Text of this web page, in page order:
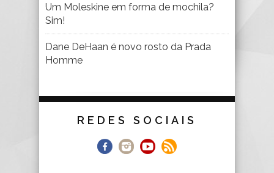
Um Moleskine em forma de mochila?
Sim!
Dane DeHaan é novo rosto da Prada
Homme
REDES SOCIAIS